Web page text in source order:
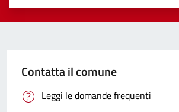
Valuta 5 stelle su 5
Valuta 4 stelle su 5
Valuta 3 stelle su 5
Valuta 2 stelle su 5
Valuta 1 stelle su 5
Contatta il comune
Leggi le domande frequenti